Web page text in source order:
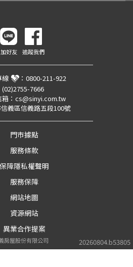
20260804.b53805
加好友 追蹤我們
線 ： 0800-211-922
(02)2755-7666
： cs@sinyi.com.tw
義區信義路五段100號
門市據點
服務條款
保障隱私權聲明
服務保障
網站地圖
資源網站
異業合作提案
房屋股份有限公司